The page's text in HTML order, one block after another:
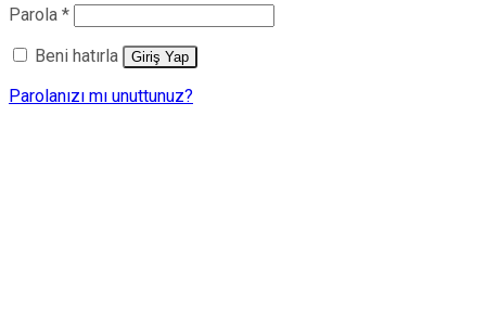
Parola *Gerekli
Beni hatırla Giriş Yap
Parolanızı mı unuttunuz?